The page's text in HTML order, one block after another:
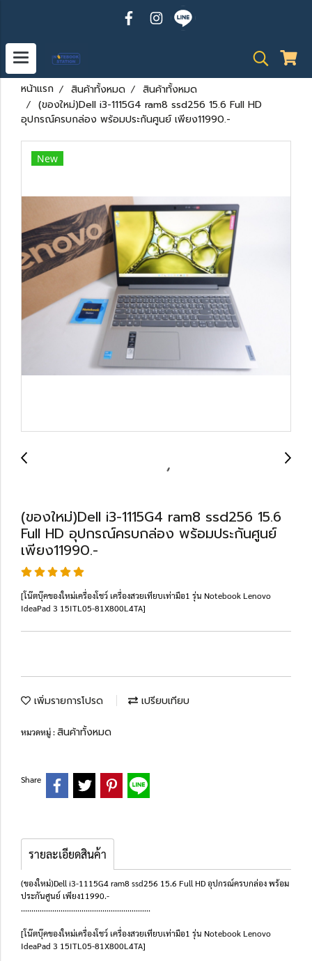
หน้าแรก สินค้าทั้งหมด
สินค้าทั้งหมด
(ของใหม่)Dell i3-1115G4 ram8 ssd256 15.6 Full HD
อุปกรณ์ครบกล่อง พร้อมประกันศูนย์ เพียง11990.-
New
(ของใหม่)Dell i3-1115G4 ram8 ssd256 15.6
Full HD อุปกรณ์ครบกล่อง พร้อมประกันศูนย์
เพียง11990.-
[โน๊ตบุ๊คของใหม่เครื่องโชว์ เครื่องสวยเทียบเท่ามือ1 รุ่น Notebook Lenovo
IdeaPad 3 15ITL05-81X800L4TA]
เพิ่มรายการโปรด เปรียบเทียบ
หมวดหมู่ :สินค้าทั้งหมด
Share
รายละเอียดสินค้า
(ของใหม่)Dell i3-1115G4 ram8 ssd256 15.6 Full HD อุปกรณ์ครบกล่อง พร้อม
ประกันศูนย์ เพียง11990.-
..............................................................
[โน๊ตบุ๊คของใหม่เครื่องโชว์ เครื่องสวยเทียบเท่ามือ1 รุ่น Notebook Lenovo
IdeaPad 3 15ITL05-81X800L4TA]